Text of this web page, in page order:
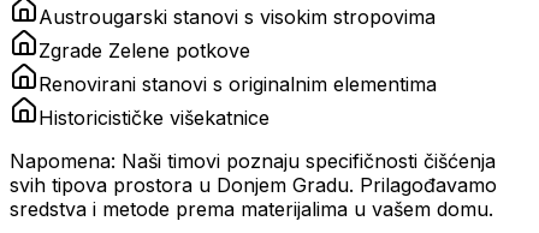
Austrougarski stanovi s visokim stropovima
Zgrade Zelene potkove
Renovirani stanovi s originalnim elementima
Historicističke višekatnice
Napomena: Naši timovi poznaju specifičnosti čišćenja
svih tipova prostora u Donjem Gradu. Prilagođavamo
sredstva i metode prema materijalima u vašem domu.